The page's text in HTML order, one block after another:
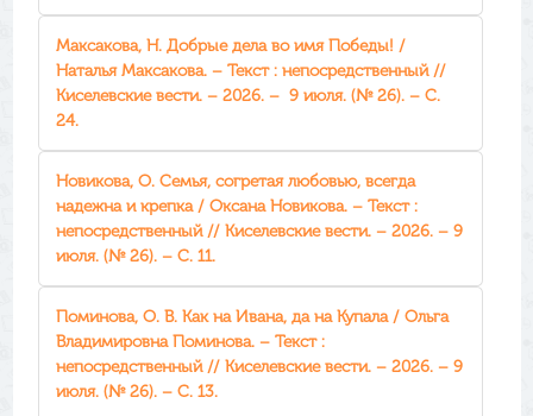
Максакова, Н. Добрые дела во имя Победы! /
Наталья Максакова. – Текст : непосредственный //
Киселевские вести. – 2026. – 9 июля. (№ 26). – С.
24.
Новикова, О. Семья, согретая любовью, всегда
надежна и крепка / Оксана Новикова. – Текст :
непосредственный // Киселевские вести. – 2026. – 9
июля. (№ 26). – С. 11.
Поминова, О. В. Как на Ивана, да на Купала / Ольга
Владимировна Поминова. – Текст :
непосредственный // Киселевские вести. – 2026. – 9
июля. (№ 26). – С. 13.